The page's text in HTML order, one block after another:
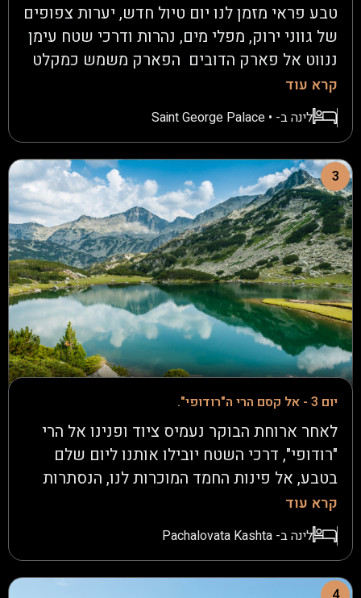
טבע פראי מזמן לנו יום טיול חדש, יערות צפופים
של גווני ירוק, מפלי מים, נהרות ודרכי שטח עימן
ננווט אל פארק הדובים הפארק משמש כמקלט
לדובים שעברו התעללות, והוא מהווה מקום
שיקום וגידול לדובים שאולצו להופיע בקרקסים
נודדים משם נמשיך אל תצפית ה"סלע השחור"
מצוק נישא מעל נוף יפה בכל עונות השנה. עם
הדרך הנסתרת נגיע לחוות דגים, שם נאכל דגים
צלויים הכי טריים שאפשר, לתפוס את הרגע
בליבו של הטבע. נמשיך להתרגש בשטח בדרכינו
אל תחנת הרכבל עימו נטפס לתצפית וטיול רגלי
אל מול פסגת ה"מוסלה" (Musala). כך נשוב
למלון, להרגעות בספא ובבריכה, ארוחה טעימה
וליל מנוחה.
קרא עוד
לינה ב- • Saint George Palace
3
יום 3 - אל קסם הרי ה"רודופי".
לאחר ארוחת הבוקר נעמיס ציוד ופנינו אל הרי
"רודופי", דרכי השטח יובילו אותנו ליום שלם
בטבע, אל פינות החמד המוכרות לנו, הנסתרות
מעין התיירים, מפלי מים נחבאים, תצפיות
למרחבים. היום באופן הכי ספונטני נכיר את
בולגריה האמיתית, במפגשים ישירים ואותנטיים
שיש רק בהרים! באופן הכי מתאים נערוך
קרא עוד
לינה ב- Pachalovata Kashta